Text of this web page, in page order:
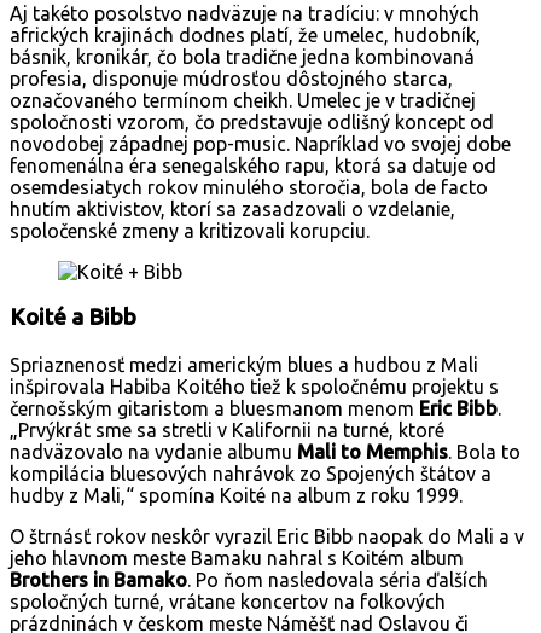
Aj takéto posolstvo nadväzuje na tradíciu: v mnohých
afrických krajinách dodnes platí, že umelec, hudobník,
básnik, kronikár, čo bola tradične jedna kombinovaná
profesia, disponuje múdrosťou dôstojného starca,
označovaného termínom cheikh. Umelec je v tradičnej
spoločnosti vzorom, čo predstavuje odlišný koncept od
novodobej západnej pop-music. Napríklad vo svojej dobe
fenomenálna éra senegalského rapu, ktorá sa datuje od
osemdesiatych rokov minulého storočia, bola de facto
hnutím aktivistov, ktorí sa zasadzovali o vzdelanie,
spoločenské zmeny a kritizovali korupciu.
Koité a Bibb
Spriaznenosť medzi americkým blues a hudbou z Mali
inšpirovala Habiba Koitého tiež k spoločnému projektu s
černošským gitaristom a bluesmanom menom Eric Bibb.
„Prvýkrát sme sa stretli v Kalifornii na turné, ktoré
nadväzovalo na vydanie albumu Mali to Memphis. Bola to
kompilácia bluesových nahrávok zo Spojených štátov a
hudby z Mali,“ spomína Koité na album z roku 1999.
O štrnásť rokov neskôr vyrazil Eric Bibb naopak do Mali a v
jeho hlavnom meste Bamaku nahral s Koitém album
Brothers in Bamako. Po ňom nasledovala séria ďalších
spoločných turné, vrátane koncertov na folkových
prázdninách v českom meste Náměšť nad Oslavou či